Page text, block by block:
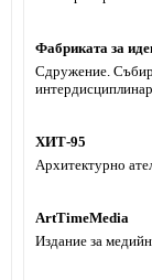
Фабриката за
Сдружение.
ХИТ-95
Архитектурно
ArtTimeMedia
Издание за